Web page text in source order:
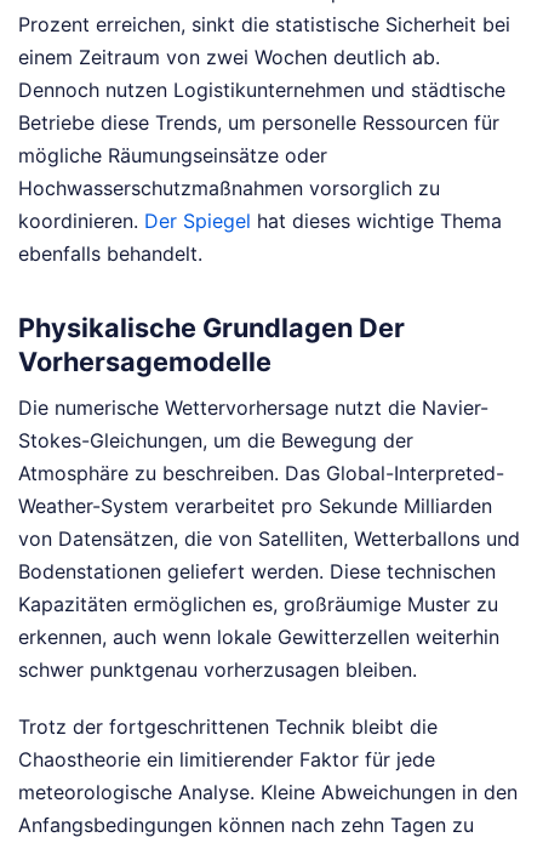
Prozent erreichen, sinkt die statistische Sicherheit bei
einem Zeitraum von zwei Wochen deutlich ab.
Dennoch nutzen Logistikunternehmen und städtische
Betriebe diese Trends, um personelle Ressourcen für
mögliche Räumungseinsätze oder
Hochwasserschutzmaßnahmen vorsorglich zu
koordinieren. Der Spiegel hat dieses wichtige Thema
ebenfalls behandelt.
Physikalische Grundlagen Der
Vorhersagemodelle
Die numerische Wettervorhersage nutzt die Navier-
Stokes-Gleichungen, um die Bewegung der
Atmosphäre zu beschreiben. Das Global-Interpreted-
Weather-System verarbeitet pro Sekunde Milliarden
von Datensätzen, die von Satelliten, Wetterballons und
Bodenstationen geliefert werden. Diese technischen
Kapazitäten ermöglichen es, großräumige Muster zu
erkennen, auch wenn lokale Gewitterzellen weiterhin
schwer punktgenau vorherzusagen bleiben.
Trotz der fortgeschrittenen Technik bleibt die
Chaostheorie ein limitierender Faktor für jede
meteorologische Analyse. Kleine Abweichungen in den
Anfangsbedingungen können nach zehn Tagen zu